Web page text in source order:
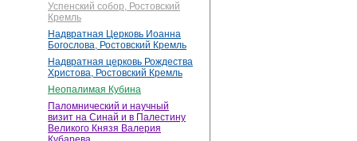
Успенский собор, Ростовский
Кремль
Надвратная Церковь Иоанна
Богослова, Ростовский Кремль
Надвратная церковь Рождества
Христова, Ростовский Кремль
Неопалимая Кубина
Паломнический и научный
визит на Синай и в Палестину
Великого Князя Валерия